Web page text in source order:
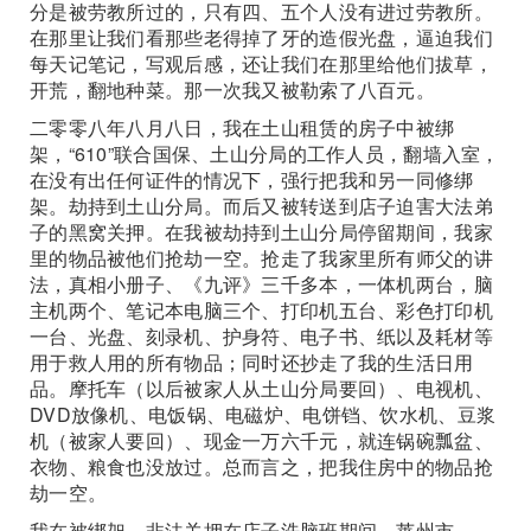
分是被劳教所过的，只有四、五个人没有进过劳教所。
在那里让我们看那些老得掉了牙的造假光盘，逼迫我们
每天记笔记，写观后感，还让我们在那里给他们拔草，
开荒，翻地种菜。那一次我又被勒索了八百元。
二零零八年八月八日，我在土山租赁的房子中被绑
架，“610”联合国保、土山分局的工作人员，翻墙入室，
在没有出任何证件的情况下，强行把我和另一同修绑
架。劫持到土山分局。而后又被转送到店子迫害大法弟
子的黑窝关押。在我被劫持到土山分局停留期间，我家
里的物品被他们抢劫一空。抢走了我家里所有师父的讲
法，真相小册子、《九评》三千多本，一体机两台，脑
主机两个、笔记本电脑三个、打印机五台、彩色打印机
一台、光盘、刻录机、护身符、电子书、纸以及耗材等
用于救人用的所有物品；同时还抄走了我的生活日用
品。摩托车（以后被家人从土山分局要回）、电视机、
DVD放像机、电饭锅、电磁炉、电饼铛、饮水机、豆浆
机（被家人要回）、现金一万六千元，就连锅碗瓢盆、
衣物、粮食也没放过。总而言之，把我住房中的物品抢
劫一空。